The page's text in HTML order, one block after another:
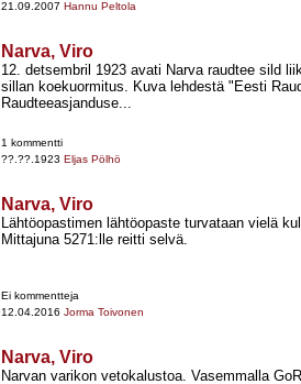
21.09.2007 Hannu Peltola
Narva, Viro
12. detsembril 1923 avati Narva raudtee sild
sillan koekuormitus. Kuva lehdestä "Eesti
Raudteeasjanduse...
1 kommentti
??.??.1923 Eljas Pölhö
Narva, Viro
Lähtöopastimen lähtöopaste turvataan vielä
Mittajuna 5271:lle reitti selvä.
Ei kommentteja
12.04.2016 Jorma Toivonen
Narva, Viro
Narvan varikon vetokalustoa. Vasemmalla